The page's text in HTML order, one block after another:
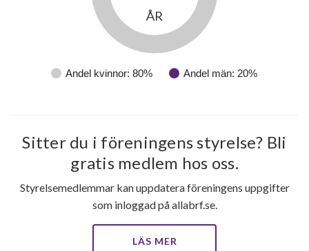
Andel kvinnor: 80% Andel män: 20%
ÅR
Sitter du i föreningens styrelse? Bli
gratis medlem hos oss.
Styrelsemedlemmar kan uppdatera föreningens uppgifter
som inloggad på allabrf.se.
LÄS MER